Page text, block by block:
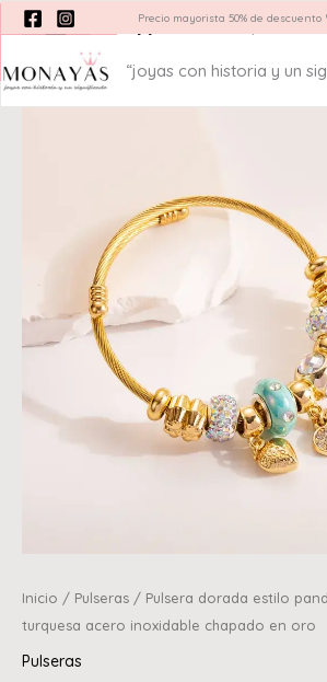
al
contenido
Precio mayorista 50% de descuento
“joyas con historia y un
Inicio / Pulseras / Pulsera dorada estilo
turquesa acero inoxidable chapado en oro
Pulseras
acero
inoxidable
chapado
cantidad
Búsqueda
de